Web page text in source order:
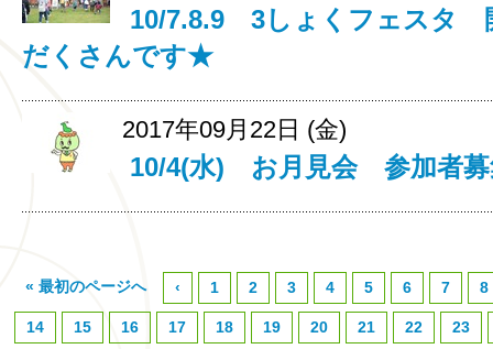
10/7.8.9 3しょくフェスタ
だくさんです★
2017年09月22日 (金)
10/4(水) お月見会 参加者募
« 最初のページへ ‹ 1 2 3 4 5 6 7 8
14 15 16 17 18 19 20 21 22 23